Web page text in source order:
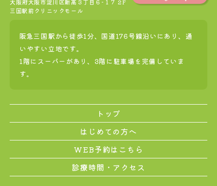
大阪府大阪市淀川区新高３丁目６−１７ 2F
三国駅前クリニックモール
阪急三国駅から徒歩1分、国道176号線沿いにあり、通
いやすい立地です。
1階にスーパーがあり、3階に駐車場を完備していま
す。
トップ
はじめての方へ
WEB予約はこちら
診療時間・アクセス